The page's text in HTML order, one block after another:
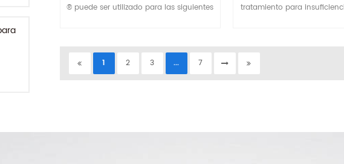
® puede ser utilizado para las siguientes
angina Crónica(1995) 3.Inestable
agina(1995) 4.Estable insuficiencia
tratamiento para
rehabilitación, hospitales,
1 2 3 ... 7